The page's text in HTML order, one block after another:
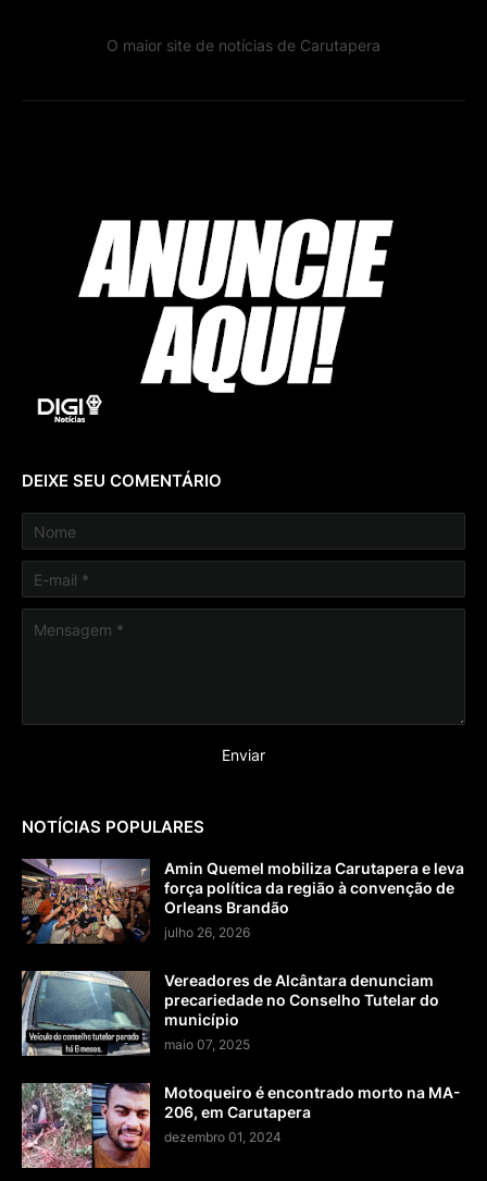
O maior site de notícias de Carutapera
DEIXE SEU COMENTÁRIO
NOTÍCIAS POPULARES
Amin Quemel mobiliza Carutapera e leva
força política da região à convenção de
Orleans Brandão
julho 26, 2026
Vereadores de Alcântara denunciam
precariedade no Conselho Tutelar do
município
maio 07, 2025
Motoqueiro é encontrado morto na MA-
206, em Carutapera
dezembro 01, 2024